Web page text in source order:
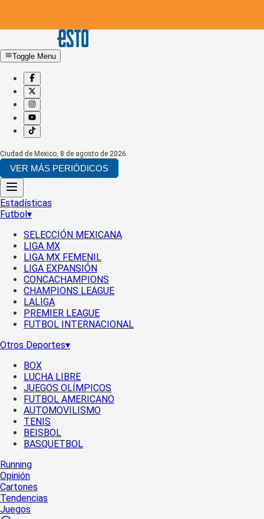
Toggle Menu
Ciudad de Mexico, 8 de agosto de 2026
VER MÁS PERIÓDICOS
Estadísticas
Futbol▾
SELECCIÓN MEXICANA
LIGA MX
LIGA MX FEMENIL
LIGA EXPANSIÓN
CONCACHAMPIONS
CHAMPIONS LEAGUE
LALIGA
PREMIER LEAGUE
FUTBOL INTERNACIONAL
Otros Deportes▾
BOX
LUCHA LIBRE
JUEGOS OLÍMPICOS
FUTBOL AMERICANO
AUTOMOVILISMO
TENIS
BEISBOL
BASQUETBOL
Running
Opinión
Cartones
Tendencias
Juegos